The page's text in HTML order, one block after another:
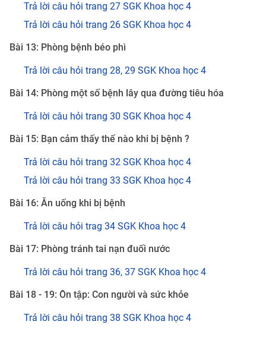
Trả lời câu hỏi trang 27 SGK Khoa học 4
Trả lời câu hỏi trang 26 SGK Khoa học 4
Bài 13: Phòng bệnh béo phì
Trả lời câu hỏi trang 28, 29 SGK Khoa học 4
Bài 14: Phòng một số bệnh lây qua đường tiêu hóa
Trả lời câu hỏi trang 30 SGK Khoa học 4
Bài 15: Bạn cảm thấy thế nào khi bị bệnh ?
Trả lời câu hỏi trang 32 SGK Khoa học 4
Trả lời câu hỏi trang 33 SGK Khoa học 4
Bài 16: Ăn uống khi bị bệnh
Trả lời câu hỏi trag 34 SGK Khoa học 4
Bài 17: Phòng tránh tai nạn đuối nước
Trả lời câu hỏi trang 36, 37 SGK Khoa học 4
Bài 18 - 19: Ôn tập: Con người và sức khỏe
Trả lời câu hỏi trang 38 SGK Khoa học 4